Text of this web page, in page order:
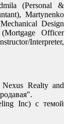
(Personal &
Martynenko
Design
Officer
Interpreter,
Nexus Realty and
Inc) с темой